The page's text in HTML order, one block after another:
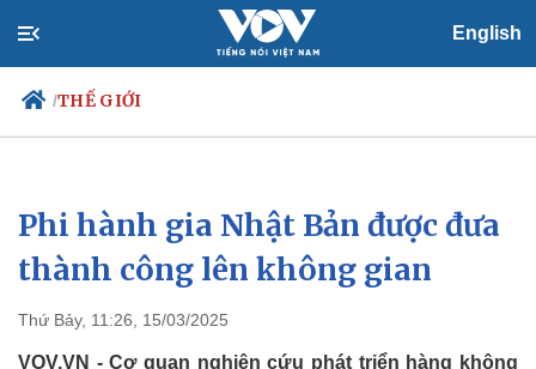
English
/THẾ GIỚI
Chính trị
Đảng
Tổ chức nhân sự
Nhận diện sự thật
Xã hội
Tin 24h
Dự báo thời tiết
Việc làm
Phi hành gia Nhật Bản được đưa
thành công lên không gian
Thứ Bảy, 11:26, 15/03/2025
VOV.VN - Cơ quan nghiên cứu phát triển hàng không